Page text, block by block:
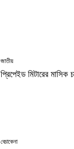
জাতীয়
প্রিপেইড মিটারের মাসিক
বেচাকেনা